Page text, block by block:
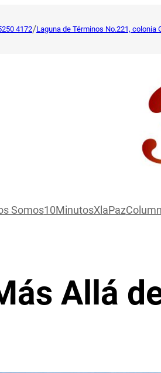
4172/Laguna de Términos No.221, colonia
Somos10MinutosXlaPaz
Allá